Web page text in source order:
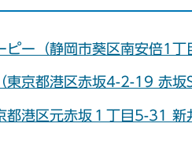
ピー（静岡市葵区南安倍1丁
東京都港区赤坂4-2-19 赤坂
都港区元赤坂１丁目5-31 新